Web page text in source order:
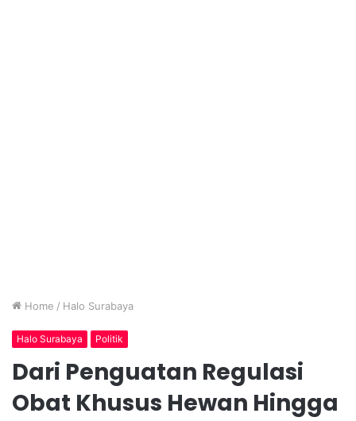
Home / Halo Surabaya
Halo Surabaya Politik
Dari Penguatan Regulasi
Obat Khusus Hewan Hingga